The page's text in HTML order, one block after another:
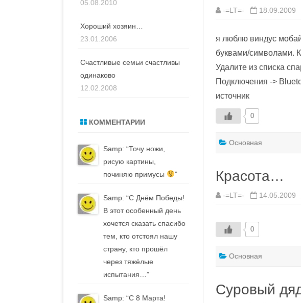
-=LT=- 18.09.2009
я люблю виндус
буквами/символами.
Удалите из списка
Подключения ->
источник
0
Основная
Красота…
-=LT=- 14.05.2009
0
Основная
Суровый
05.08.2010
Хороший хозяин…
23.01.2006
Счастливые семьи счастливы
одинаково
12.02.2008
КОММЕНТАРИИ
Samp: “Точу ножи,
рисую картины,
починяю примусы
”
Samp: “С Днём Победы!
В этот особенный день
хочется сказать спасибо
тем, кто отстоял нашу
страну, кто прошёл
через тяжёлые
испытания… ”
Samp: “С 8 Марта!